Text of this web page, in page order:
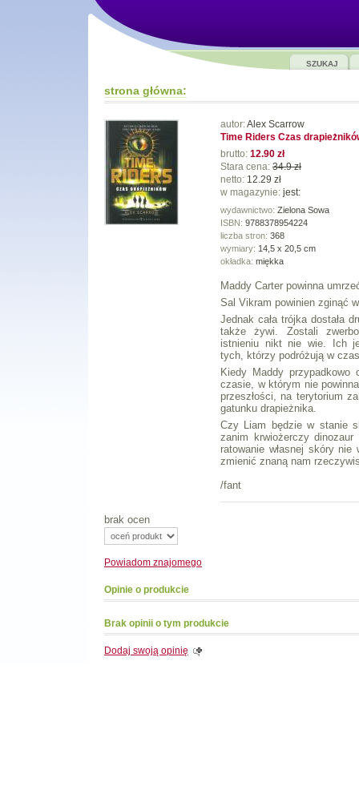
SZUKAJ
strona główna:
autor:Alex Scarrow
Time Riders Czas
brutto: 12.90 zł
Stara cena: 34.9 zł
netto: 12.29 zł
w magazynie: jest:
wydawnictwo: Zielona Sowa
ISBN: 9788378954224
liczba stron: 368
wymiary: 14,5 x 20,5 cm
okładka: miękka
Maddy Carter powinna
Sal Vikram powinien zginąć
Jednak cała trójka dostała
także żywi. Zostali
istnieniu nikt nie wie. Ich
tych, którzy podróżują w
Kiedy Maddy
czasie, w którym nie
przeszłości, na terytorium
gatunku drapieżnika.
Czy Liam będzie w stanie
zanim krwiożerczy
ratowanie własnej skóry
zmienić znaną nam
/fant
brak ocen
Powiadom znajomego
Opinie o produkcie
Brak opinii o tym produkcie
Dodaj swoją opinię